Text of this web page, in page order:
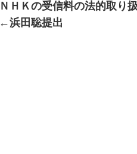
ＮＨＫの受信料の法的取り
←浜田聡提出